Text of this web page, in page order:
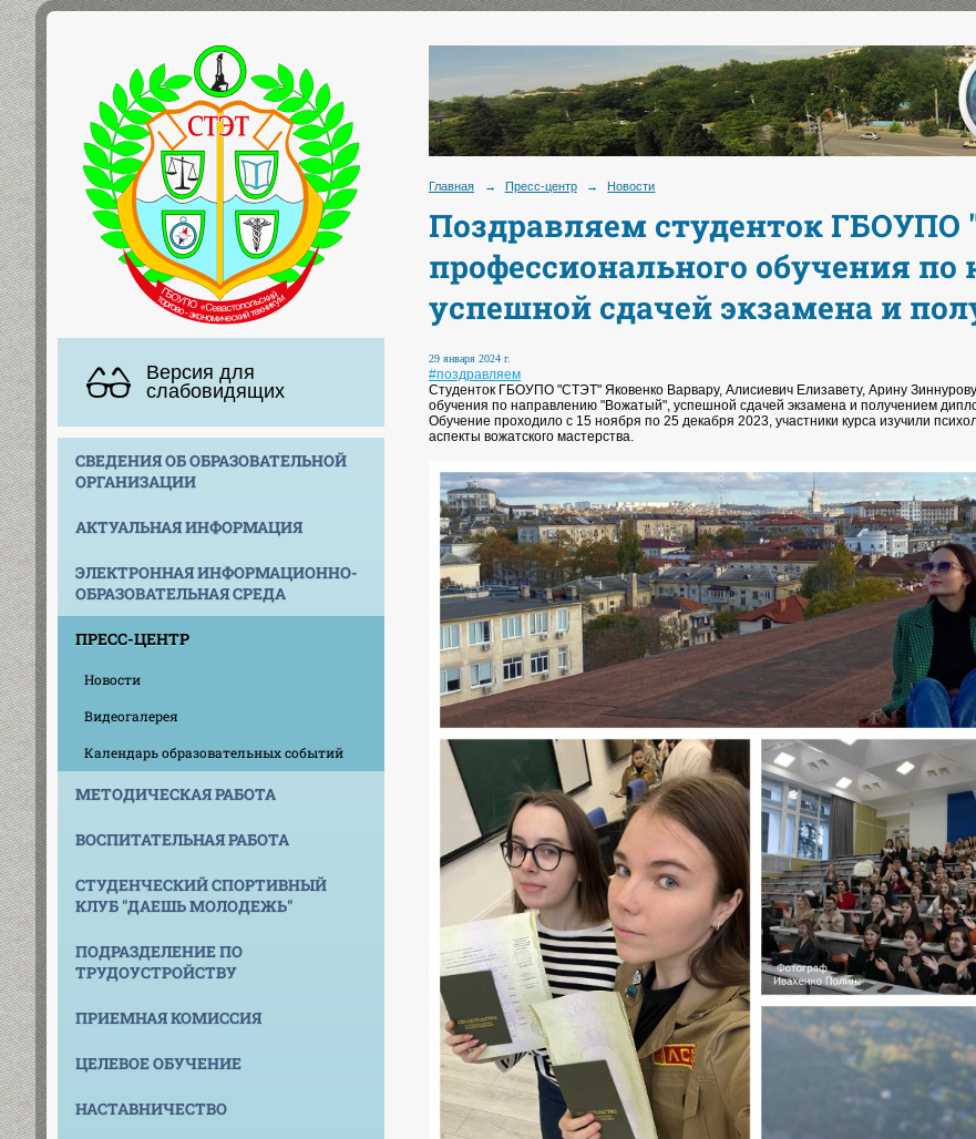
Версия для
слабовидящих
СВЕДЕНИЯ ОБ ОБРАЗОВАТЕЛЬНОЙ
ОРГАНИЗАЦИИ
АКТУАЛЬНАЯ ИНФОРМАЦИЯ
ЭЛЕКТРОННАЯ ИНФОРМАЦИОННО-
ОБРАЗОВАТЕЛЬНАЯ СРЕДА
ПРЕСС-ЦЕНТР
Новости
Видеогалерея
Календарь образовательных событий
МЕТОДИЧЕСКАЯ РАБОТА
ВОСПИТАТЕЛЬНАЯ РАБОТА
СТУДЕНЧЕСКИЙ СПОРТИВНЫЙ
КЛУБ "ДАЕШЬ МОЛОДЕЖЬ"
ПОДРАЗДЕЛЕНИЕ ПО
ТРУДОУСТРОЙСТВУ
ПРИЕМНАЯ КОМИССИЯ
ЦЕЛЕВОЕ ОБУЧЕНИЕ
НАСТАВНИЧЕСТВО
Главная → Пресс-центр → Новости
Поздравляем студенток ГБОУПО
профессионального обучения
успешной сдачей экзамена и
29 января 2024 г.
#поздравляем
Студенток ГБОУПО "СТЭТ" Яковенко Варвару, Алисиевич Елизавету, Арину
обучения по направлению "Вожатый", успешной сдачей экзамена и получением
Обучение проходило с 15 ноября по 25 декабря 2023, участники курса изучили
аспекты вожатского мастерства.